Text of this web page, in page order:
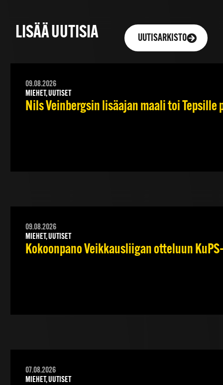
LISÄÄ UUTISIA UUTISARKISTO
09.08.2026
MIEHET, UUTISET
Nils Veinbergsin lisäajan maali toi Tepsille
09.08.2026
MIEHET, UUTISET
Kokoonpano Veikkausliigan otteluun
07.08.2026
MIEHET, UUTISET